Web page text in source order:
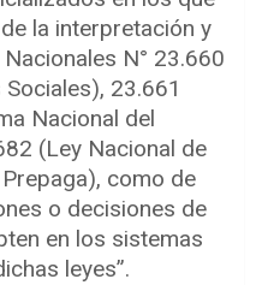
la interpretación y
N° 23.660
23.661
Nacional del
(Ley Nacional de
como de
o decisiones de
en los sistemas
leyes”.